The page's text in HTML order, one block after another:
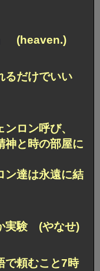
」 (heaven.)
るだけでいい
ロン呼び、
神と時の部屋に
ン達は永遠に結
実験 (やなせ)
で頼むこと7時